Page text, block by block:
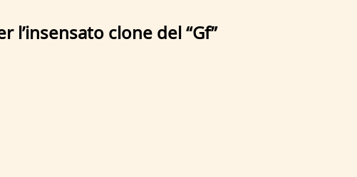
l’insensato clone del “Gf”